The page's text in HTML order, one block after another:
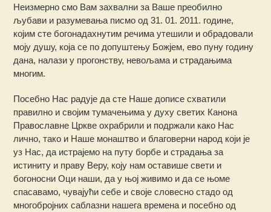
Неизмерно смо Вам захвални за Ваше преобилно
љубави и разумевања писмо од 31. 01. 2011. године,
којим сте богонадахнутим речима утешили и обрадовали
моју душу, која се по допуштењу Божјем, ево пуну годину
дана, налази у прогонству, невољама и страдањима
многим.
Посебно Нас радује да сте Наше дописе схватили
правилно и својим тумачењима у духу светих Канона
Православне Цркве охрабрили и подржали како Нас
лично, тако и Наше монаштво и благоверни народ који је
уз Нас, да истрајемо на путу борбе и страдања за
истиниту и праву Веру, коју нам оставише свети и
богоносни Оци наши, да у њој живимо и да се њоме
спасавамо, чувајући себе и своје словесно стадо од
многобројних саблазни нашега времена и посебно од